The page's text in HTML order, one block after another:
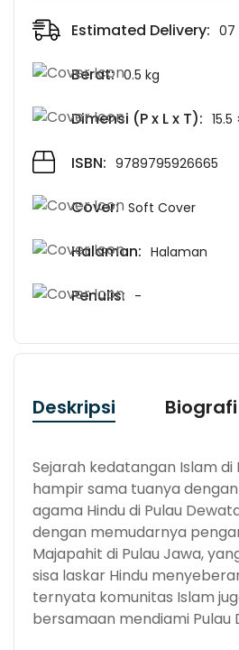
Estimated Delivery: 07
Berat: 0.5 kg
Dimensi (P x L x T):
ISBN: 9789795926665
Cover: Soft Cover
Halaman: Halaman
Penulis: -
Deskripsi
Sejarah kedatangan Islam di
hampir sama tuanya
agama Hindu di Pulau
dengan memudarnya
Majapahit di Pulau Jawa,
sisa laskar Hindu
ternyata komunitas Islam
bersamaan mendiami Pulau